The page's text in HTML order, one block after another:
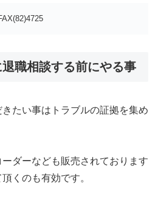
職相談する前にやる事
たい事はトラブルの証拠を集め
ダーなども販売されております
くのも有効です。